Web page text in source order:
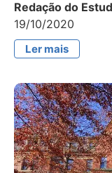
Redação do
19/10/2020
Ler mais